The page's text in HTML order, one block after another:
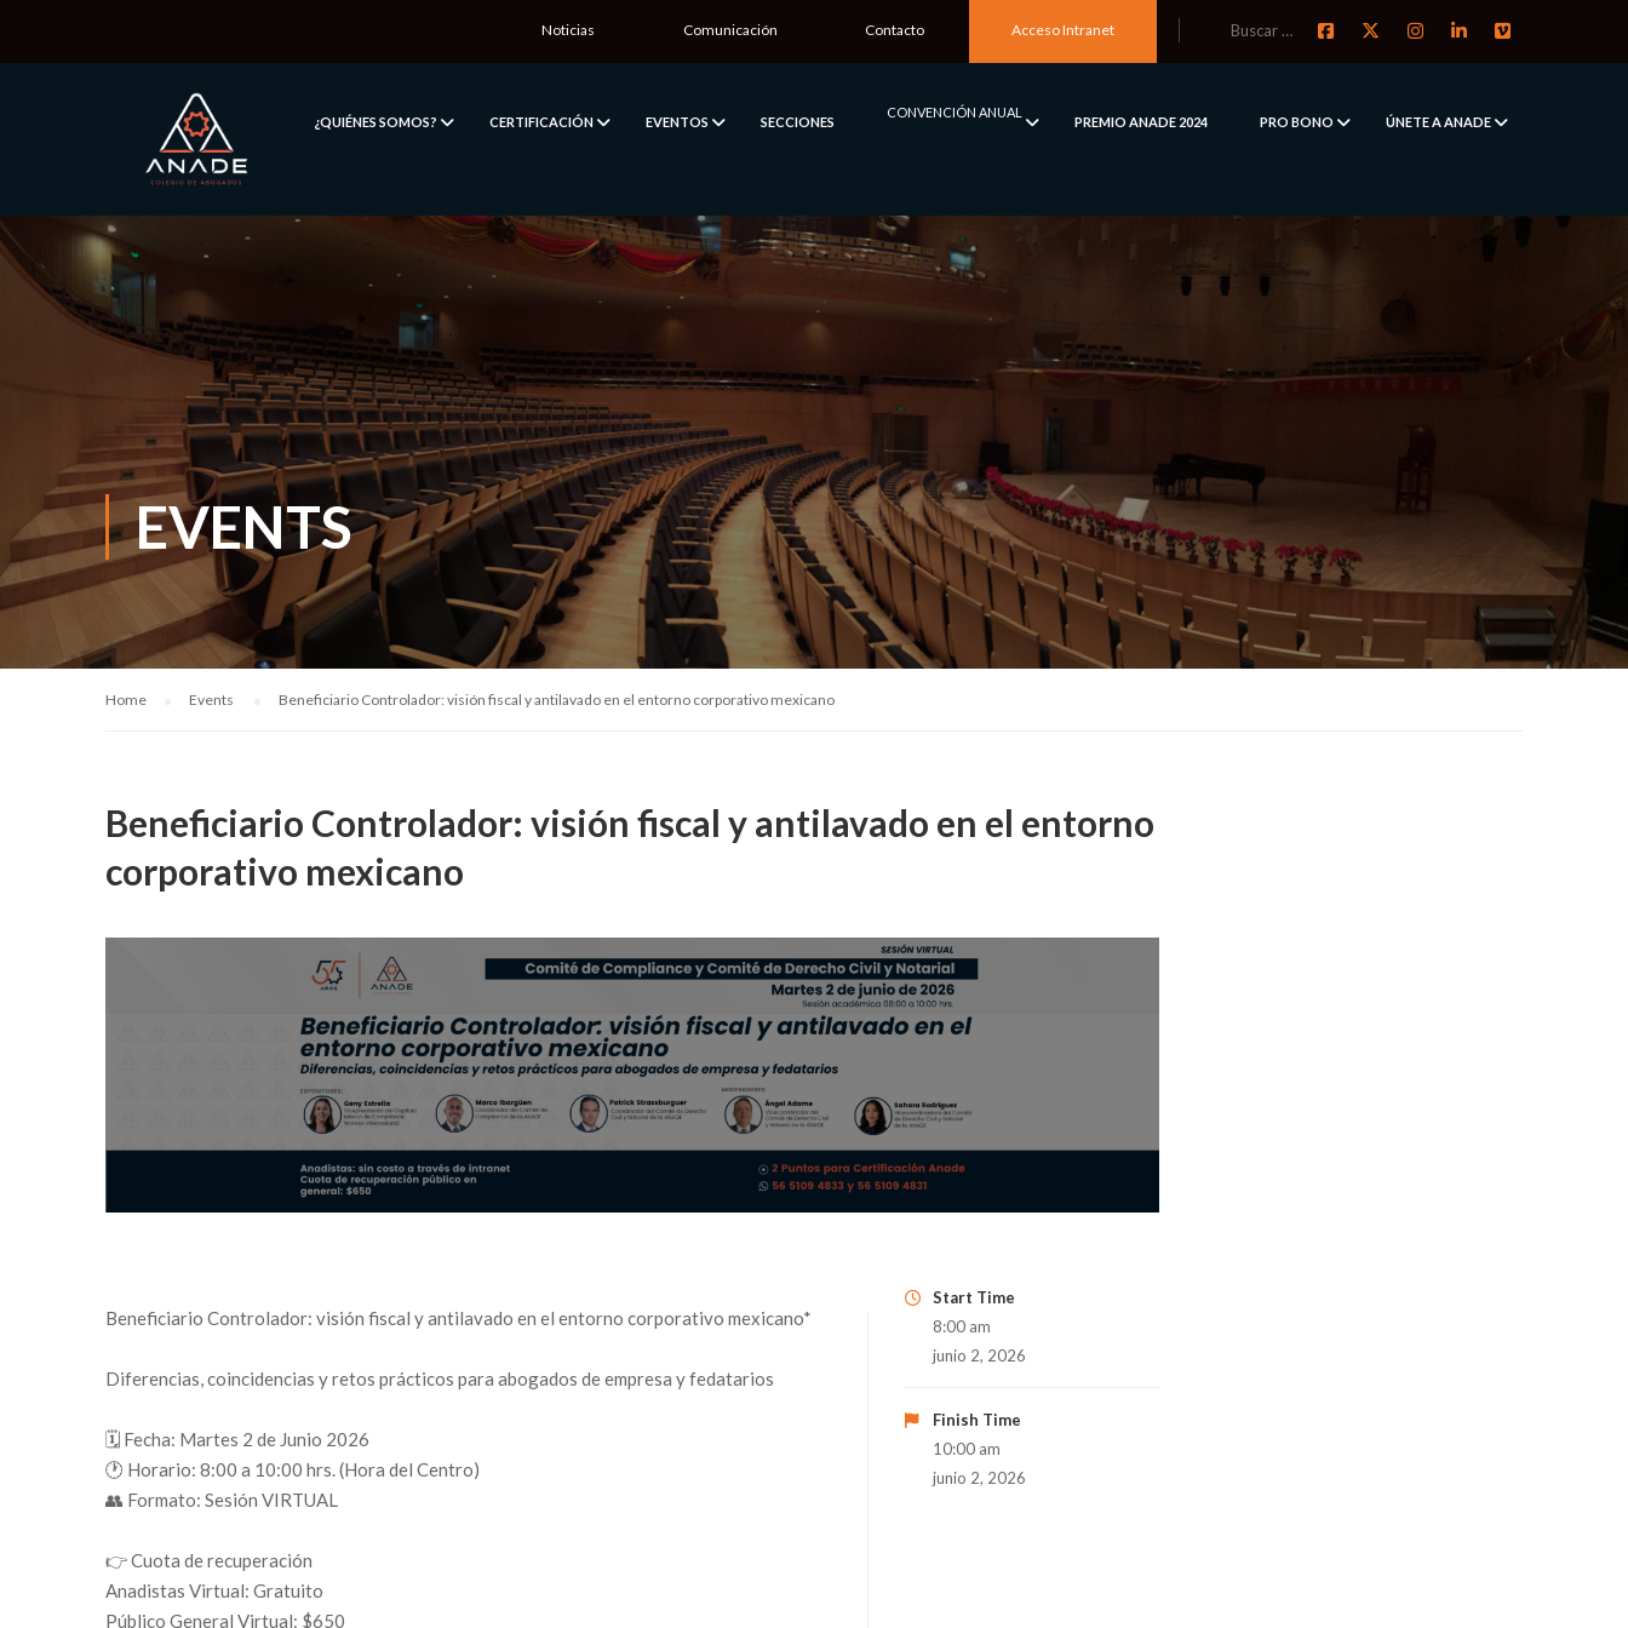
Noticias Comunicación Contacto Acceso Intranet
¿QUIÉNES SOMOS? CERTIFICACIÓN EVENTOS SECCIONES
CONVENCIÓN ANUAL
PREMIO ANADE 2024 PRO BONO ÚNETE A ANADE
EVENTS
Home Events Beneficiario Controlador: visión fiscal y antilavado en el entorno corporativo mexicano
Beneficiario Controlador: visión fiscal y antilavado en el entorno
corporativo mexicano
Beneficiario Controlador: visión fiscal y antilavado en el entorno corporativo mexicano*
Diferencias, coincidencias y retos prácticos para abogados de empresa y fedatarios
🗓️ Fecha: Martes 2 de Junio 2026
🕐 Horario: 8:00 a 10:00 hrs. (Hora del Centro)
👥 Formato: Sesión VIRTUAL
👉 Cuota de recuperación
Anadistas Virtual: Gratuito
Público General Virtual: $650
Start Time
8:00 am
junio 2, 2026
Finish Time
10:00 am
junio 2, 2026